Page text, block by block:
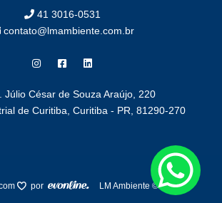
41 3016-0531
contato@lmambiente.com.br
Júlio César de Souza Araújo, 220
de Curitiba, Curitiba - PR, 81290-270
por LM Ambiente © 2025